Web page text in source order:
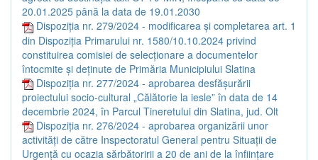
20.01.2025 până la data de 19.01.2030
Dispoziția nr. 279/2024 - modificarea și completarea art. 1
din Dispoziția Primarului nr. 1580/10.10.2024 privind
constituirea comisiei de selecționare a documentelor
întocmite și deținute de Primăria Municipiului Slatina
Dispoziția nr. 277/2024 - aprobarea desfășurării
proiectului socio-cultural „Călătorie la iesle” în data de 14
decembrie 2024, în Parcul Tineretului din Slatina, jud. Olt
Dispoziția nr. 276/2024 - aprobarea organizării unor
activități de către Inspectoratul General pentru Situații de
Urgență cu ocazia sărbătoririi a 20 de ani de la înființare